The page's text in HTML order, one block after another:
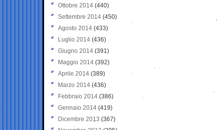
Ottobre 2014 (440)
Settembre 2014 (450)
Agosto 2014 (433)
Luglio 2014 (436)
Giugno 2014 (391)
Maggio 2014 (392)
Aprile 2014 (389)
Marzo 2014 (436)
Febbraio 2014 (386)
Gennaio 2014 (419)
Dicembre 2013 (367)